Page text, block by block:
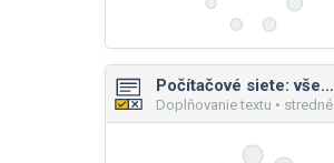
Počítačové siete: všeobecné princípy
Doplňovanie textu • stredné